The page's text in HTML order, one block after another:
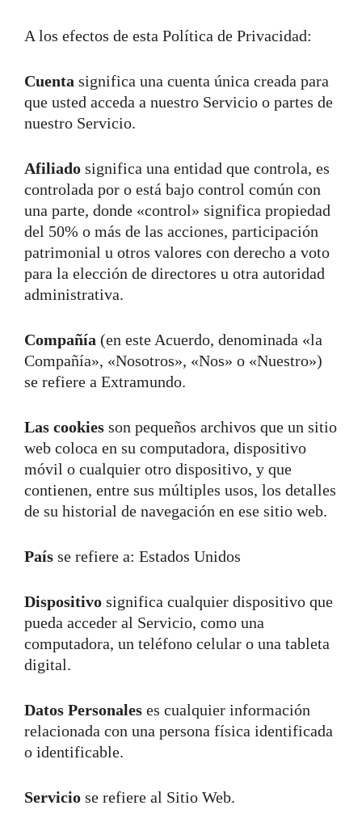
A los efectos de esta Política de Privacidad:
Cuenta significa una cuenta única creada para
que usted acceda a nuestro Servicio o partes de
nuestro Servicio.
Afiliado significa una entidad que controla, es
controlada por o está bajo control común con
una parte, donde «control» significa propiedad
del 50% o más de las acciones, participación
patrimonial u otros valores con derecho a voto
para la elección de directores u otra autoridad
administrativa.
Compañía (en este Acuerdo, denominada «la
Compañía», «Nosotros», «Nos» o «Nuestro»)
se refiere a Extramundo.
Las cookies son pequeños archivos que un sitio
web coloca en su computadora, dispositivo
móvil o cualquier otro dispositivo, y que
contienen, entre sus múltiples usos, los detalles
de su historial de navegación en ese sitio web.
País se refiere a: Estados Unidos
Dispositivo significa cualquier dispositivo que
pueda acceder al Servicio, como una
computadora, un teléfono celular o una tableta
digital.
Datos Personales es cualquier información
relacionada con una persona física identificada
o identificable.
Servicio se refiere al Sitio Web.